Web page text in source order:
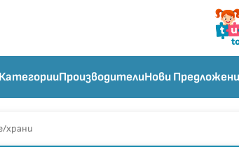
ПроизводителиНови
храни